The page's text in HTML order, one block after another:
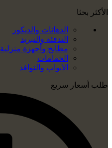
الأكثر بحثا
الدهانات والديكور
التدفئة والتبريد
مطابخ وأجهزة منزلية
الحمامات
الأبواب والنوافذ
طلب أسعار سريع